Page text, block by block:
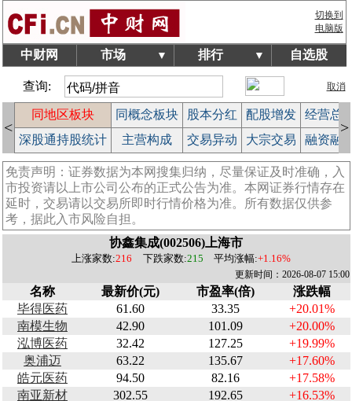
切换到
电脑版
中财网 市场 ▼ 排行 ▼ 自选股
查询: 取消
<
同地区板块 同概念板块 股本分红 配股增发
经营总
深股通持股统计 主营构成 交易异动 大宗交易 融资融
>
免责声明：证券数据为本网搜集归纳，尽量保证及时准确，入
市投资请以上市公司公布的正式公告为准。本网证券行情存在
延时，交易请以交易所即时行情价格为准。所有数据仅供参
考，据此入市风险自担。
协鑫集成(002506)上海市
上涨家数:216 下跌家数:215 平均涨幅:+1.16%
更新时间：2026-08-07 15:00
名称 最新价(元) 市盈率(倍)
涨跌幅
毕得医药
61.60 33.35
+20.01%
南模生物
42.90 101.09
+20.00%
泓博医药
32.42 127.25
+19.99%
奥浦迈
63.22 135.67
+17.60%
皓元医药
94.50 82.16
+17.58%
南亚新材
302.55 192.65
+16.53%